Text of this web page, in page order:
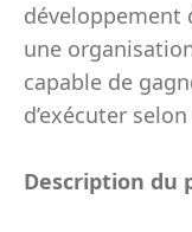
développement
une
capable de
d’exécuter
Description du